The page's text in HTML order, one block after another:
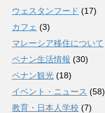
ウェスタンフード (17)
カフェ (3)
マレーシア移住について
ペナン生活情報 (30)
ペナン観光 (18)
イベント・ニュース (58)
教育・日本人学校 (7)